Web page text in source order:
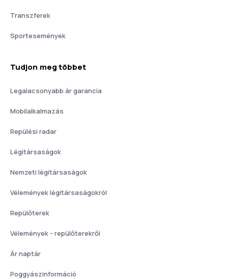
Transzferek
Sportesemények
Tudjon meg többet
Legalacsonyabb ár garancia
Mobilalkalmazás
Repülési radar
Légitársaságok
Nemzeti légitársaságok
Vélemények légitársaságokról
Repülőterek
Vélemények - repülőterekről
Ár naptár
Poggyászinformáció